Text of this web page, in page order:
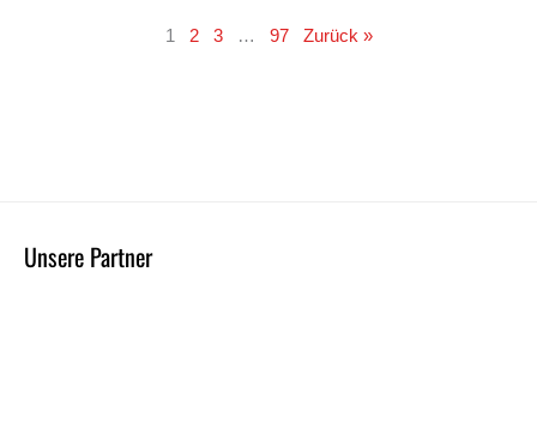
1 2 3 … 97 Zurück »
Unsere Partner